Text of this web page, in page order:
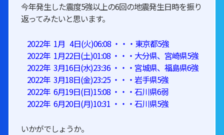
今年発生した震度5強以上の6回の地震発生日時を振り
返ってみたいと思います。
2022年 1月 4日(火)06:08 ・・・東京都5強
2022年 1月22日(土)01:08 ・・・大分県、宮崎県5強
2022年 3月16日(水)23:36 ・・・宮城県、福島県6強
2022年 3月18日(金)23:25 ・・・岩手県5強
2022年 6月19日(日)15:08 ・・・石川県6弱
2022年 6月20日(月)10:31 ・・・石川県5強
いかがでしょうか。